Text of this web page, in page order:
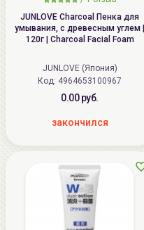
JUNLOVE Charcoal Пенка для
умывания, с древесным углем |
120г | Charcoal Facial Foam
JUNLOVE (Япония)
Код: 4964653100967
0.00 руб.
закончился